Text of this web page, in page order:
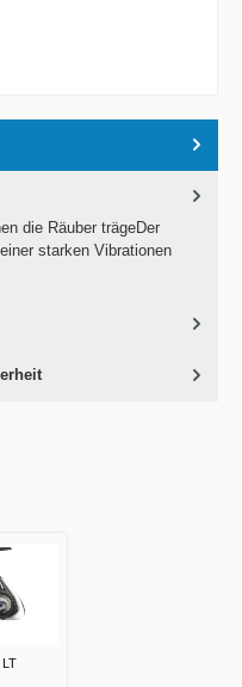
die Räuber trägeDer
starken Vibrationen
LT